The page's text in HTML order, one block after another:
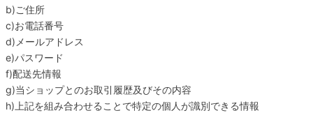
b)ご住所
c)お電話番号
d)メールアドレス
e)パスワード
f)配送先情報
g)当ショップとのお取引履歴及びその内容
h)上記を組み合わせることで特定の個人が識別できる情報